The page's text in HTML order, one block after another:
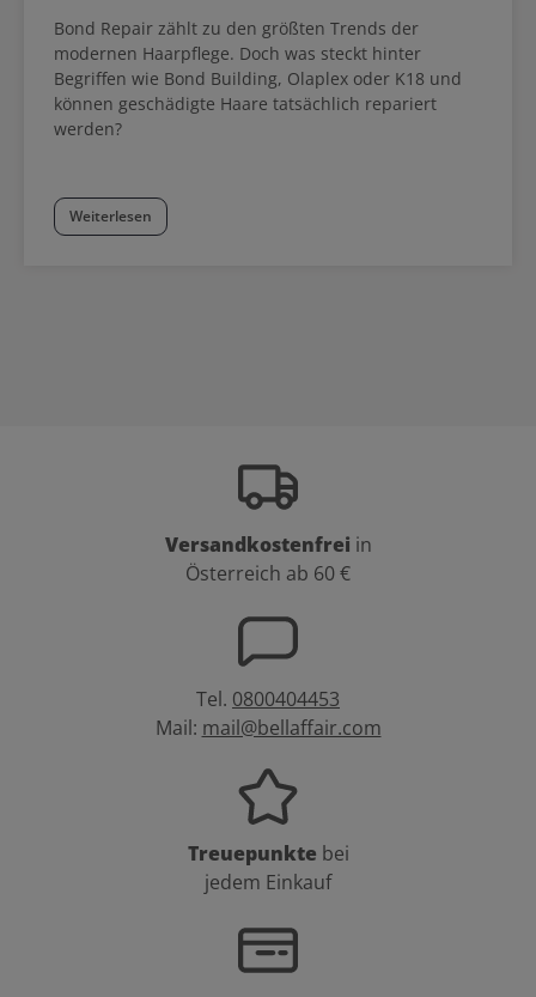
Bond Repair zählt zu den größten Trends der
modernen Haarpflege. Doch was steckt hinter
Begriffen wie Bond Building, Olaplex oder K18 und
können geschädigte Haare tatsächlich repariert
werden?
Weiterlesen
Versandkostenfrei in
Österreich ab 60 €
Tel. 0800404453
Mail: mail@bellaffair.com
Treuepunkte bei
jedem Einkauf